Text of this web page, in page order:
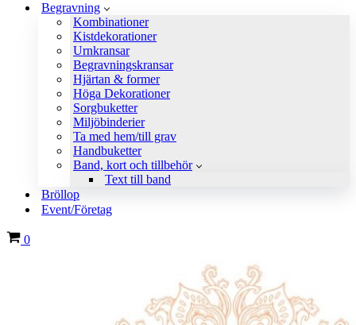
Begravning
Kombinationer
Kistdekorationer
Urnkransar
Begravningskransar
Hjärtan & former
Höga Dekorationer
Sorgbuketter
Miljöbinderier
Ta med hem/till grav
Handbuketter
Band, kort och tillbehör
Text till band
Bröllop
Event/Företag
Varukorg
0